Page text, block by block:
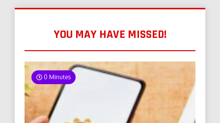
YOU MAY HAVE MISSED!
0 Minutes